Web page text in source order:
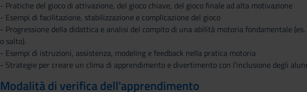
- Pratiche del gioco di attivazione, del gioco chiave, del gioco finale ad alta motivazione
- Esempi di facilitazione, stabilizzazione e complicazione del gioco
- Progressione della didattica e analisi del compito di una abilità motoria fondamentale
o salto).
- Esempi di istruzioni, assistenza, modeling e feedback nella pratica motoria
- Strategie per creare un clima di apprendimento e divertimento con l’inclusione degli
Modalità di verifica dell'apprendimento